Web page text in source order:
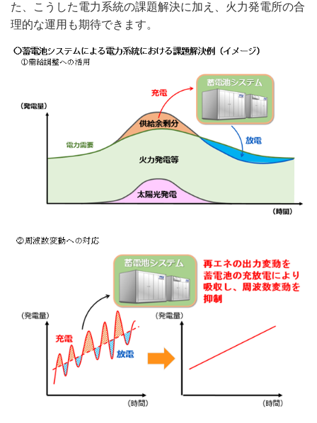
た、こうした電力系統の課題解決に加え、火力発電所の合
理的な運用も期待できます。